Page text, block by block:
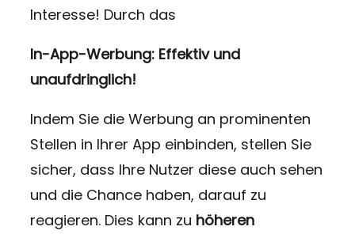
Interesse! Durch das
In-App-Werbung: Effektiv und
unaufdringlich!
Indem Sie die Werbung an prominenten
Stellen in Ihrer App einbinden, stellen Sie
sicher, dass Ihre Nutzer diese auch sehen
und die Chance haben, darauf zu
reagieren. Dies kann zu höheren